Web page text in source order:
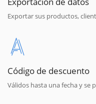
Exportar sus productos,
Código de descuento
Válidos hasta una fecha y se